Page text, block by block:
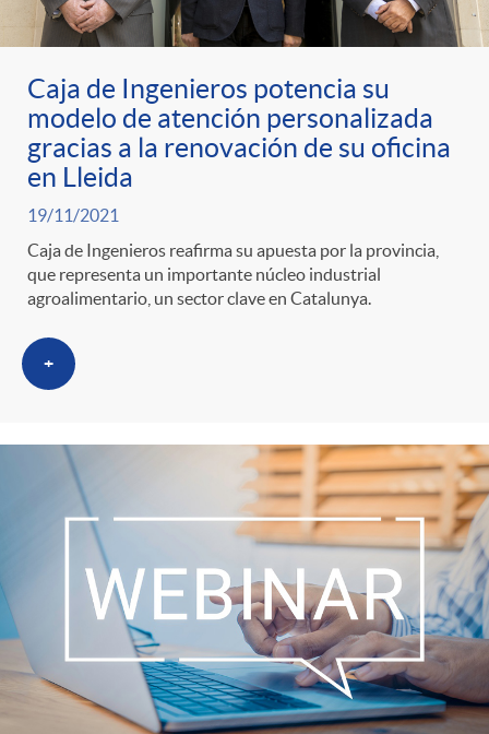
r
a
S
a
l
p
r
n
p
o
r
c
g
o
e
n
i
d
o
l
l
i
c
a
d
o
r
c
Caja de Ingenieros potencia su
modelo de atención personalizada
gracias a la renovación de su oficina
en Lleida
19/11/2021
Caja de Ingenieros reafirma su apuesta por la provincia,
que representa un importante núcleo industrial
agroalimentario, un sector clave en Catalunya.
+